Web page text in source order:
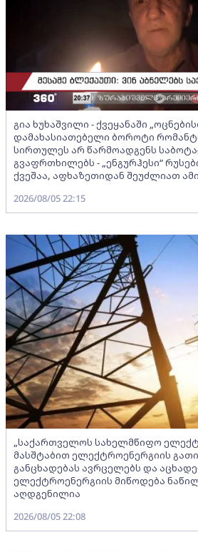
გია ხუხაშვილი - ქვეყანაში
დამახასიათებელი ბოროტი
სირთულეს არ წარმოადგენს
გვაფრთხილებს - „ენგურჰესი“
ქვეშაა, აფხაზეთიდან შეუძლიათ
2026/08/05 22:15
„საქართველოს სახელმწიფო
მასშტაბით ელექტროენერგიის
განცხადებას ავრცელებს და
ელექტროენერგიის მიწოდება
აღდგენილია
2026/08/05 22:08